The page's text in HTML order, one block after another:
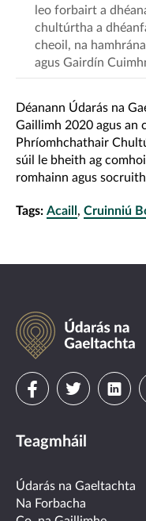
leo forbairt a
chultúrtha a
cheoil, na
agus Gairdín
Déanann Údarás na
Gaillimh 2020 agus an
Phríomhchathair
súil le bheith ag
romhainn agus
Tags: Acaill , Cruinniú
Údarás
na
Gaeltachta
Visit
on
facebook
Visit
on
twitter
Teagmháil
Údarás na Gaeltachta
Na Forbacha